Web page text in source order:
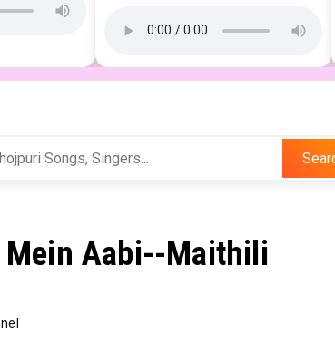
Aabi--Maithili